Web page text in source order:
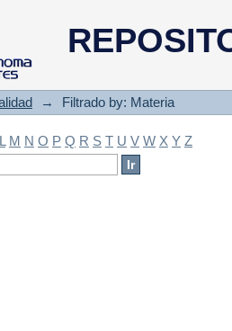
→ Filtrado by: Materia
L M N O P Q R S T U V W X Y Z